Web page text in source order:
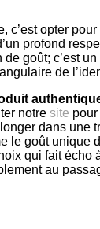
c’est opter
profond
goût; c’est
de
notre site
dans une
le goût unique
qui fait écho
au